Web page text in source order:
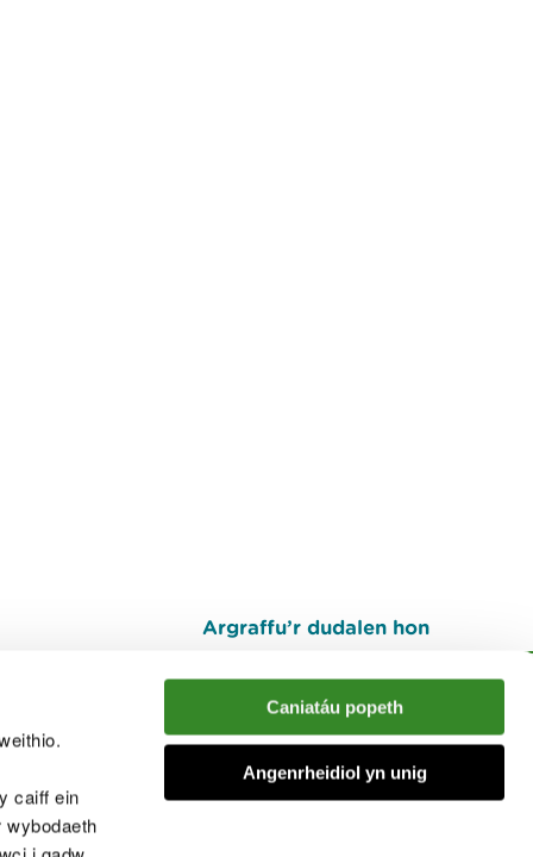
caiff ein
wybodaeth
Caniatáu popeth
Angenrheidiol yn unig
Argraffu’r dudalen hon
I fyny